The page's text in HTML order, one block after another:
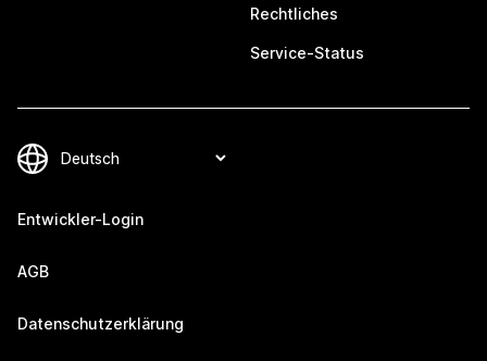
Rechtliches
Service-Status
Entwickler-Login
AGB
Datenschutzerklärung